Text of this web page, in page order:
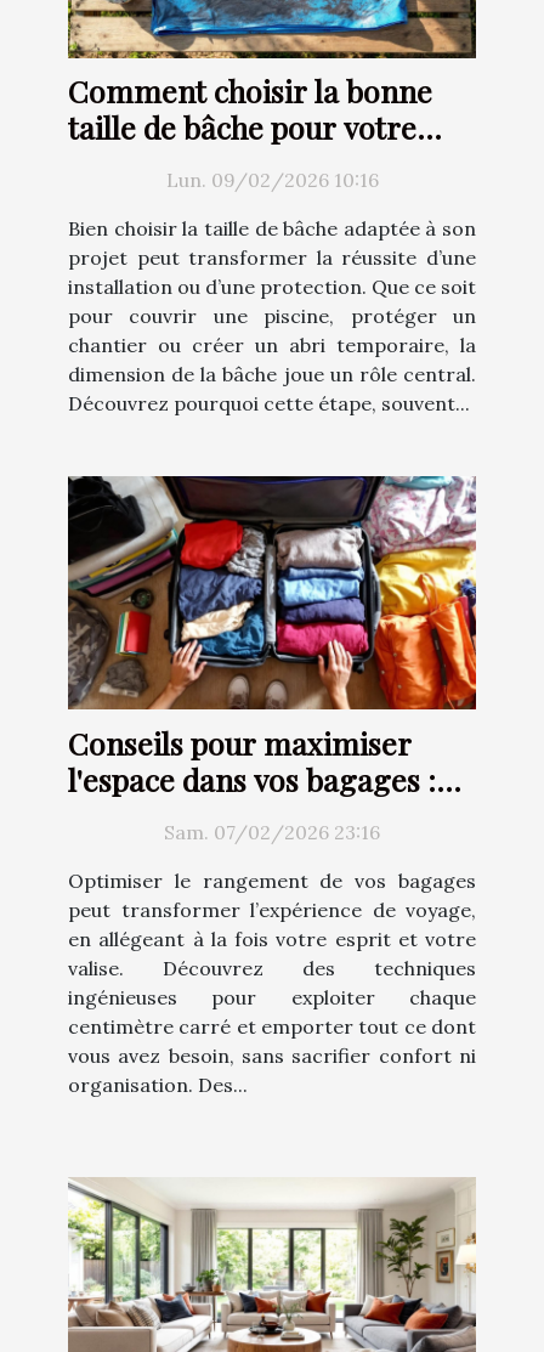
Comment choisir la bonne
taille de bâche pour votre
projet ?Lun. 09/02/2026 10:16
Bien choisir la taille de bâche adaptée à son
projet peut transformer la réussite d’une
installation ou d’une protection. Que ce soit
pour couvrir une piscine, protéger un
chantier ou créer un abri temporaire, la
dimension de la bâche joue un rôle central.
Découvrez pourquoi cette étape, souvent...
Conseils pour maximiser
l'espace dans vos bagages :
Techniques et astuces
Sam. 07/02/2026 23:16
Optimiser le rangement de vos bagages
peut transformer l’expérience de voyage,
en allégeant à la fois votre esprit et votre
valise. Découvrez des techniques
ingénieuses pour exploiter chaque
centimètre carré et emporter tout ce dont
vous avez besoin, sans sacrifier confort ni
organisation. Des...